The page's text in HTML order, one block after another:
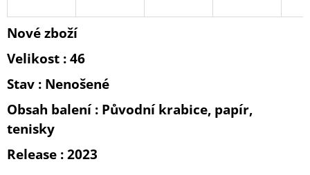
Nové zboží
Velikost : 46
Stav : Nenošené
Obsah balení : Původní krabice, papír,
tenisky
Release : 2023
D
O
P
O
U